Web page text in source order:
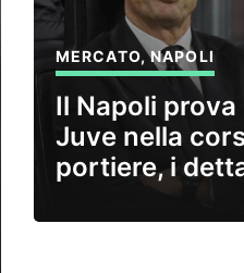
MERCATO,NAPOLI
Il Napoli
Juve nella
portiere, i